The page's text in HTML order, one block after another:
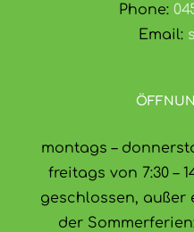
Phone:
Email:
montags –
freitags von 7:30 –
geschlossen, außer
der